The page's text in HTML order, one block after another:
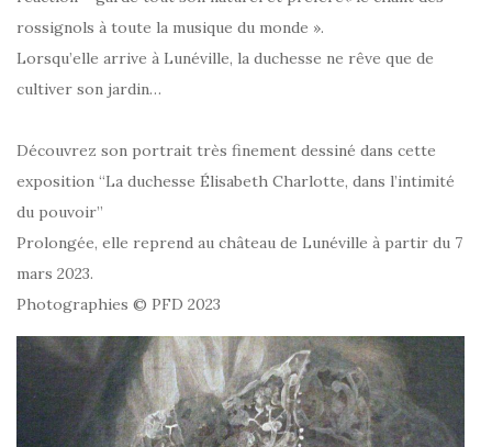
rossignols à toute la musique du monde ».
Lorsqu’elle arrive à Lunéville, la duchesse ne rêve que de
cultiver son jardin…
Découvrez son portrait très finement dessiné dans cette
exposition “La duchesse Élisabeth Charlotte, dans l’intimité
du pouvoir”
Prolongée, elle reprend au château de Lunéville à partir du 7
mars 2023.
Photographies © PFD 2023